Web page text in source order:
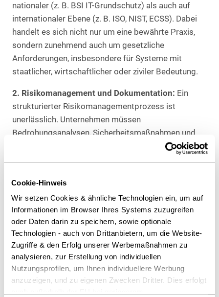
Cookie-Hinweis
Wir setzen Cookies & ähnliche Technologien ein, um auf
Informationen im Browser Ihres Systems zuzugreifen
oder Daten darin zu speichern, sowie optionale
Technologien - auch von Drittanbietern, um die Website-
Zugriffe & den Erfolg unserer Werbemaßnahmen zu
analysieren, zur Erstellung von individuellen
Nutzungsprofilen, um Ihnen individuellere Werbung
anzuzeigen, und zu eigenen Zwecken Dritter. Dies erfolgt
nationaler (z. B. BSI IT-Grundschutz) als auch auf
internationaler Ebene (z. B. ISO, NIST, ECSS). Dabei
handelt es sich nicht nur um eine bewährte Praxis,
sondern zunehmend auch um gesetzliche
Anforderungen, insbesondere für Systeme mit
staatlicher, wirtschaftlicher oder ziviler Bedeutung.
2. Risikomanagement und Dokumentation: Ein
strukturierter Risikomanagementprozess ist
unerlässlich. Unternehmen müssen
Bedrohungsanalysen, Sicherheitsmaßnahmen und
die Einhaltung der Mindestschutzanforderungen
3. Datenschutz und Vertraulichkeit:
Der Schutz
sensibler Daten, einschließlich persönlicher Daten,
geschäftskritischer Informationen und geistigen
Eigentums ist gesetzlich verpflichtend.
Verschlüsselung und Zugangskontrollen sind
teilweise obligatorisch.
4. Sicherheit der Lieferkette:Um Angriffe auf die
Lieferkette zu verhindern, sind Sorgfalts- und